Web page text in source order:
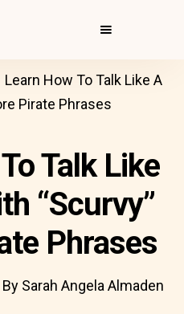
Learn How To Talk Like A
Pirate Phrases
Talk Like
“Scurvy”
Phrases
By Sarah Angela Almaden